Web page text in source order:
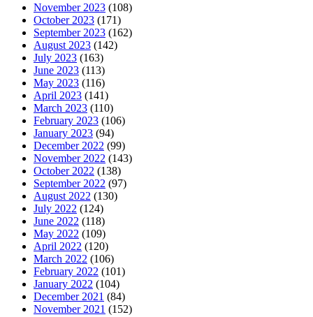
November 2023 (108)
October 2023 (171)
September 2023 (162)
August 2023 (142)
July 2023 (163)
June 2023 (113)
May 2023 (116)
April 2023 (141)
March 2023 (110)
February 2023 (106)
January 2023 (94)
December 2022 (99)
November 2022 (143)
October 2022 (138)
September 2022 (97)
August 2022 (130)
July 2022 (124)
June 2022 (118)
May 2022 (109)
April 2022 (120)
March 2022 (106)
February 2022 (101)
January 2022 (104)
December 2021 (84)
November 2021 (152)